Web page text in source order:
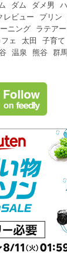
ダム ダメ男
レビュー プリン
ニング ラテアー
ェ 太田 子育て
温泉 熊谷 群